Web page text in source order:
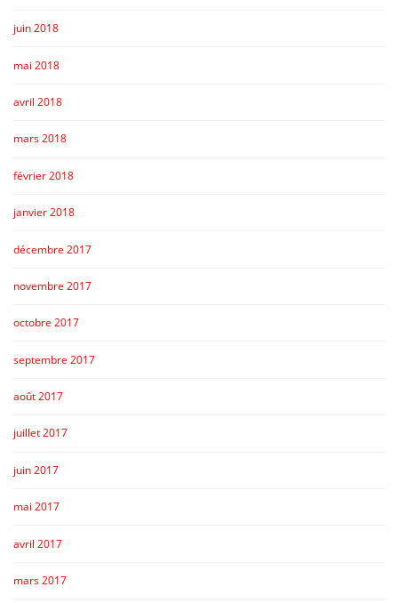
juin 2018
mai 2018
avril 2018
mars 2018
février 2018
janvier 2018
décembre 2017
novembre 2017
octobre 2017
septembre 2017
août 2017
juillet 2017
juin 2017
mai 2017
avril 2017
mars 2017